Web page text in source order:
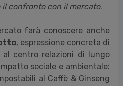
confronto con il mercato.
farà conoscere anche
, espressione concreta di
centro relazioni di lungo
sociale e ambientale:
al Caffè & Ginseng